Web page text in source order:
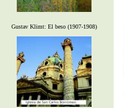
Gustav Klimt: El beso (1907-1908)